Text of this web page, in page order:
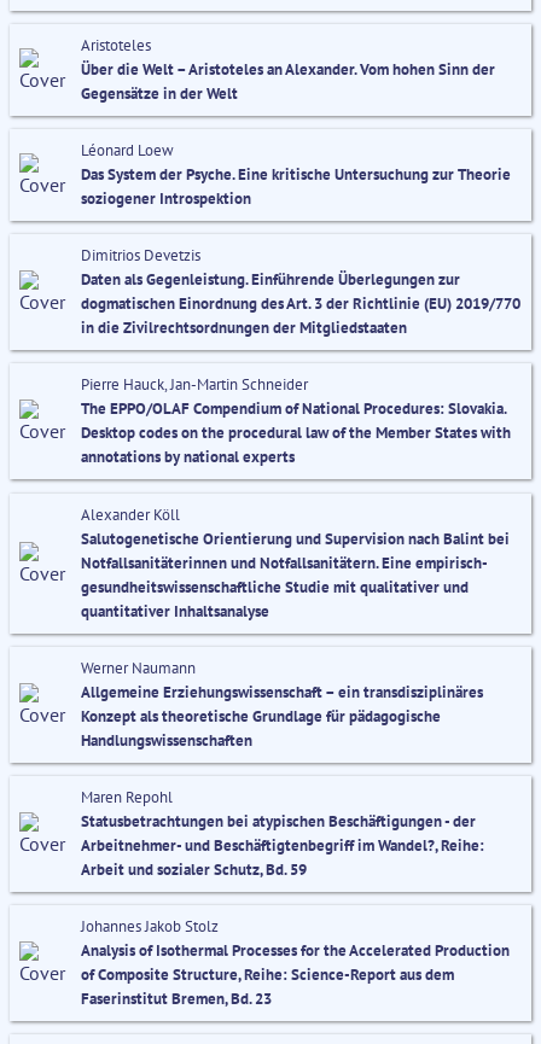
Aristoteles
Über die Welt – Aristoteles an Alexander. Vom hohen Sinn der
Gegensätze in der Welt
Léonard Loew
Das System der Psyche. Eine kritische Untersuchung zur Theorie
soziogener Introspektion
Dimitrios Devetzis
Daten als Gegenleistung. Einführende Überlegungen zur
dogmatischen Einordnung des Art. 3 der Richtlinie (EU) 2019/770
in die Zivilrechtsordnungen der Mitgliedstaaten
Pierre Hauck, Jan-Martin Schneider
The EPPO/OLAF Compendium of National Procedures: Slovakia.
Desktop codes on the procedural law of the Member States with
annotations by national experts
Alexander Köll
Salutogenetische Orientierung und Supervision nach Balint bei
Notfallsanitäterinnen und Notfallsanitätern. Eine empirisch-
gesundheitswissenschaftliche Studie mit qualitativer und
quantitativer Inhaltsanalyse
Werner Naumann
Allgemeine Erziehungswissenschaft – ein transdisziplinäres
Konzept als theoretische Grundlage für pädagogische
Handlungswissenschaften
Maren Repohl
Statusbetrachtungen bei atypischen Beschäftigungen - der
Arbeitnehmer- und Beschäftigtenbegriff im Wandel?, Reihe:
Arbeit und sozialer Schutz, Bd. 59
Johannes Jakob Stolz
Analysis of Isothermal Processes for the Accelerated Production
of Composite Structure, Reihe: Science-Report aus dem
Faserinstitut Bremen, Bd. 23